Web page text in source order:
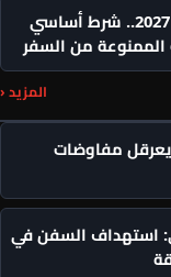
الداخلية تحسم شروط حج القرعة 2027.. شرط أساسي
الممنوعة من السفر
المزيد ‹
مفاوضات
استهداف السفن في